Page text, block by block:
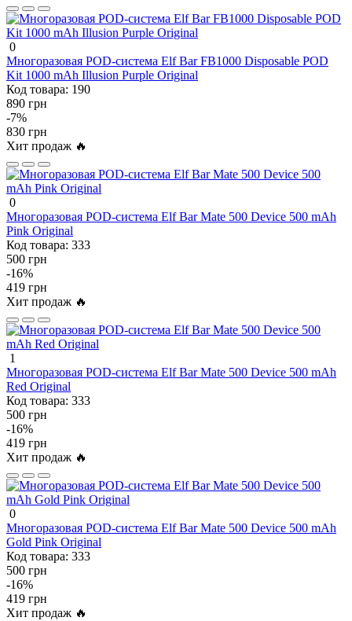
0
Многоразовая POD-система Elf Bar FB1000 Disposable POD
Kit 1000 mAh Illusion Purple Original
Код товара: 190
890 грн
-7%
830 грн
Хит продаж 🔥
0
Многоразовая POD-система Elf Bar Mate 500 Device 500 mAh
Pink Original
Код товара: 333
500 грн
-16%
419 грн
Хит продаж 🔥
1
Многоразовая POD-система Elf Bar Mate 500 Device 500 mAh
Red Original
Код товара: 333
500 грн
-16%
419 грн
Хит продаж 🔥
0
Многоразовая POD-система Elf Bar Mate 500 Device 500 mAh
Gold Pink Original
Код товара: 333
500 грн
-16%
419 грн
Хит продаж 🔥